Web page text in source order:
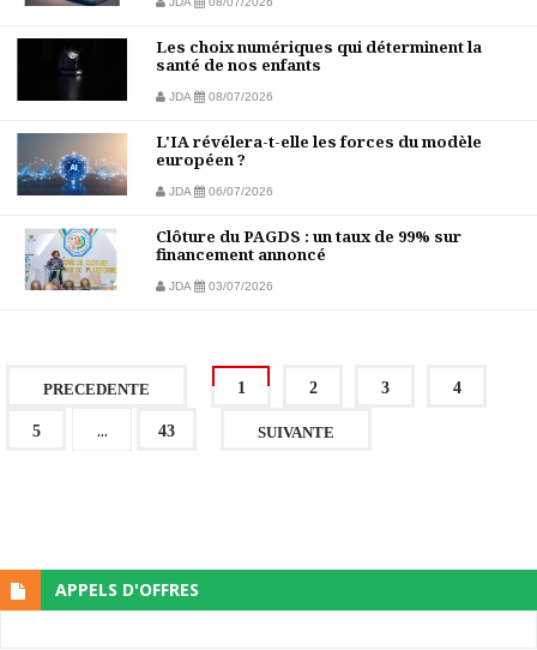
Les choix numériques qui déterminent la
santé de nos enfants
JDA 08/07/2026
L'IA révélera-t-elle les forces du modèle
européen ?
JDA 06/07/2026
Clôture du PAGDS : un taux de 99% sur
financement annoncé
JDA 03/07/2026
PRECEDENTE 1 2 3 4
5 ... 43 SUIVANTE
APPELS D'OFFRES